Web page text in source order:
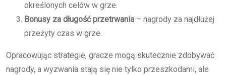
określonych celów w grze.
Bonusy za długość przetrwania – nagrody za najdłużej
przeżyty czas w grze.
Opracowując strategie, gracze mogą skutecznie zdobywać
nagrody, a wyzwania stają się nie tylko przeszkodami, ale